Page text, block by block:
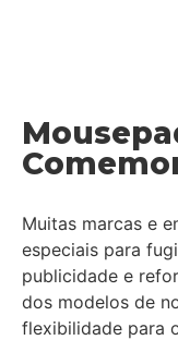
Muitas marcas e
especiais para
publicidade e
dos modelos de
flexibilidade para